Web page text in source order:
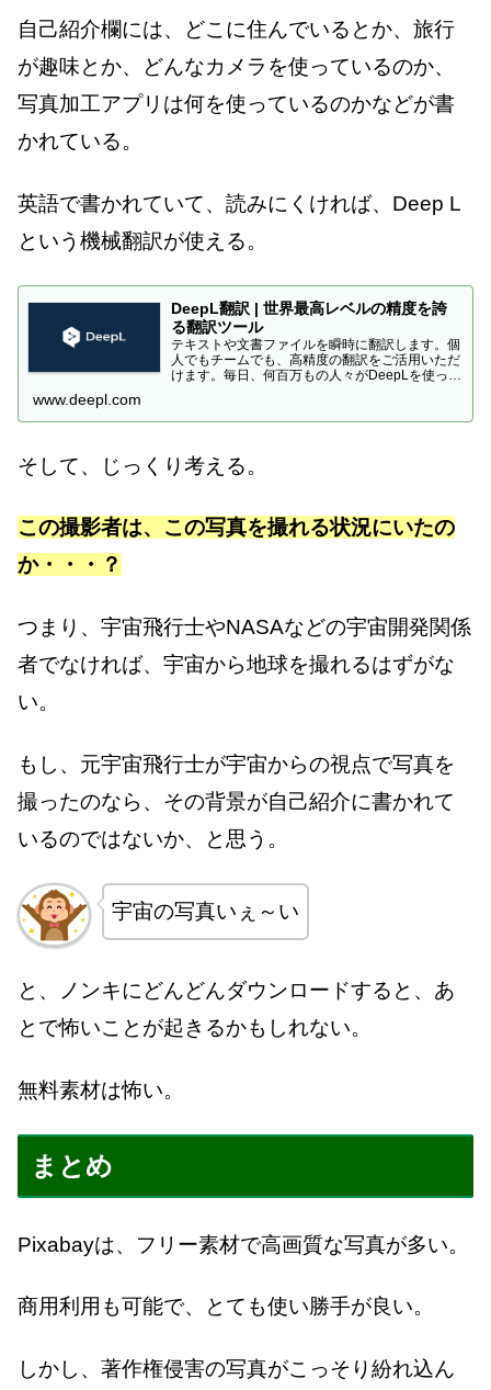
自己紹介欄には、どこに住んでいるとか、旅行
が趣味とか、どんなカメラを使っているのか、
写真加工アプリは何を使っているのかなどが書
かれている。
英語で書かれていて、読みにくければ、Deep L
という機械翻訳が使える。
DeepL翻訳 | 世界最高レベルの精度を誇
る翻訳ツール
テキストや文書ファイルを瞬時に翻訳します。個
人でもチームでも、高精度の翻訳をご活用いただ
けます。毎日、何百万もの人々がDeepLを使って
www.deepl.com
そして、じっくり考える。
この撮影者は、この写真を撮れる状況にいたの
か・・・？
つまり、宇宙飛行士やNASAなどの宇宙開発関係
者でなければ、宇宙から地球を撮れるはずがな
い。
もし、元宇宙飛行士が宇宙からの視点で写真を
撮ったのなら、その背景が自己紹介に書かれて
いるのではないか、と思う。
宇宙の写真いぇ～い
と、ノンキにどんどんダウンロードすると、あ
とで怖いことが起きるかもしれない。
無料素材は怖い。
まとめ
Pixabayは、フリー素材で高画質な写真が多い。
商用利用も可能で、とても使い勝手が良い。
しかし、著作権侵害の写真がこっそり紛れ込ん